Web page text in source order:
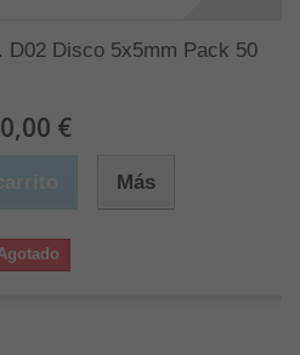
D02 Disco 5x5mm Pack 50
€
Más